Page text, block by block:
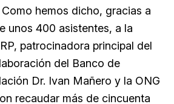
hemos dicho, gracias a
unos 400 asistentes, a la
patrocinadora principal del
del Banco de
Dr. Ivan Mañero y la ONG
recaudar más de cincuenta